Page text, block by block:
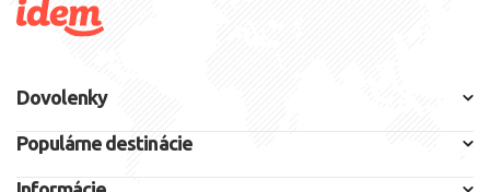
Dovolenky
Populárne destinácie